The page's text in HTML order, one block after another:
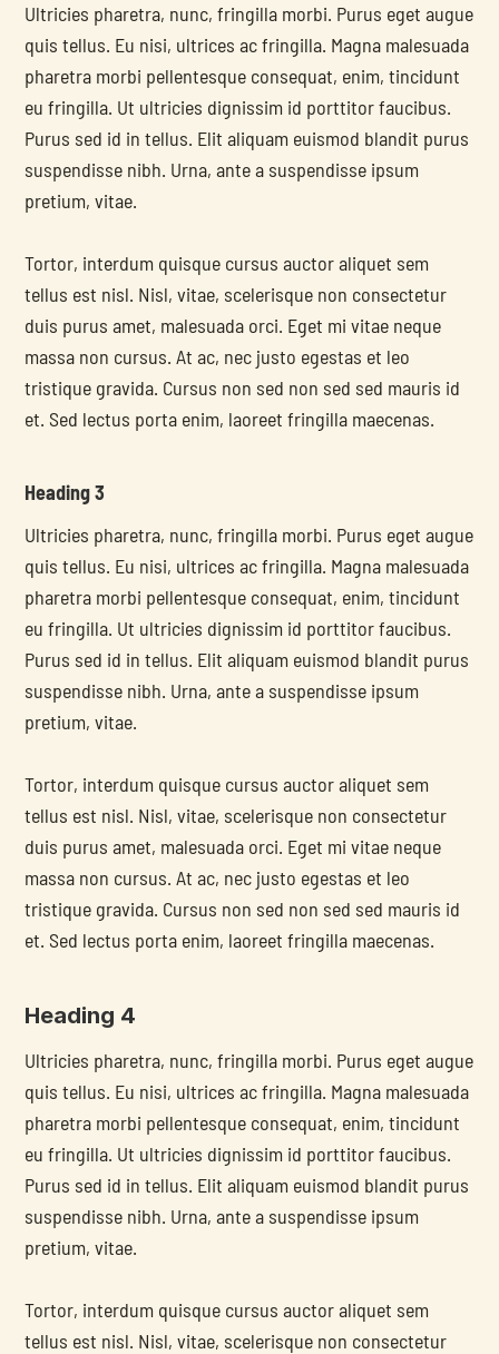
Ultricies pharetra, nunc, fringilla morbi. Purus eget augue
quis tellus. Eu nisi, ultrices ac fringilla. Magna malesuada
pharetra morbi pellentesque consequat, enim, tincidunt
eu fringilla. Ut ultricies dignissim id porttitor faucibus.
Purus sed id in tellus. Elit aliquam euismod blandit purus
suspendisse nibh. Urna, ante a suspendisse ipsum
pretium, vitae.
Tortor, interdum quisque cursus auctor aliquet sem
tellus est nisl. Nisl, vitae, scelerisque non consectetur
duis purus amet, malesuada orci. Eget mi vitae neque
massa non cursus. At ac, nec justo egestas et leo
tristique gravida. Cursus non sed non sed sed mauris id
et. Sed lectus porta enim, laoreet fringilla maecenas.
Heading 3
Ultricies pharetra, nunc, fringilla morbi. Purus eget augue
quis tellus. Eu nisi, ultrices ac fringilla. Magna malesuada
pharetra morbi pellentesque consequat, enim, tincidunt
eu fringilla. Ut ultricies dignissim id porttitor faucibus.
Purus sed id in tellus. Elit aliquam euismod blandit purus
suspendisse nibh. Urna, ante a suspendisse ipsum
pretium, vitae.
Tortor, interdum quisque cursus auctor aliquet sem
tellus est nisl. Nisl, vitae, scelerisque non consectetur
duis purus amet, malesuada orci. Eget mi vitae neque
massa non cursus. At ac, nec justo egestas et leo
tristique gravida. Cursus non sed non sed sed mauris id
et. Sed lectus porta enim, laoreet fringilla maecenas.
Heading 4
Ultricies pharetra, nunc, fringilla morbi. Purus eget augue
quis tellus. Eu nisi, ultrices ac fringilla. Magna malesuada
pharetra morbi pellentesque consequat, enim, tincidunt
eu fringilla. Ut ultricies dignissim id porttitor faucibus.
Purus sed id in tellus. Elit aliquam euismod blandit purus
suspendisse nibh. Urna, ante a suspendisse ipsum
pretium, vitae.
Tortor, interdum quisque cursus auctor aliquet sem
tellus est nisl. Nisl, vitae, scelerisque non consectetur